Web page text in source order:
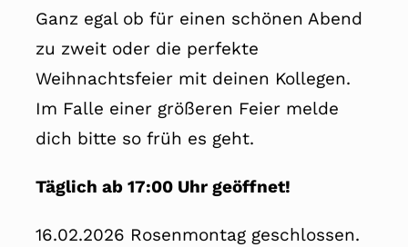
Ganz egal ob für einen schönen Abend
zu zweit oder die perfekte
Weihnachtsfeier mit deinen Kollegen.
Im Falle einer größeren Feier melde
dich bitte so früh es geht.
Täglich ab 17:00 Uhr geöffnet!
16.02.2026 Rosenmontag geschlossen.